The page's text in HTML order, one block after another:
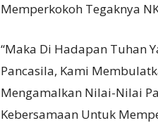
Memperkokoh Tegaknya
“Maka Di Hadapan Tuhan
Pancasila, Kami
Mengamalkan Nilai-Nilai
Kebersamaan Untuk